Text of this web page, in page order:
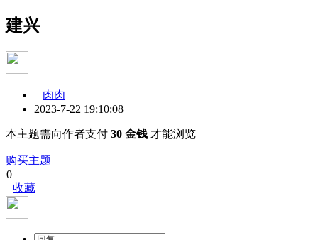
建兴
肉肉
2023-7-22 19:10:08
本主题需向作者支付 30 金钱 才能浏览
购买主题
0
收藏